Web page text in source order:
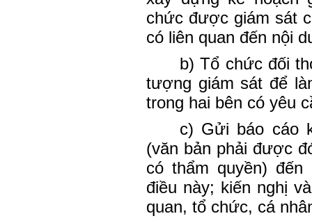
chức được giám sát
có liên quan đến nội
b) Tổ chức đối
tượng giám sát để
trong hai bên có yêu
c) Gửi báo cáo
(văn bản phải được
có thẩm quyền)
điều này; kiến nghị
quan, tổ chức, cá